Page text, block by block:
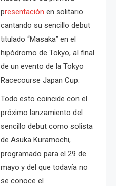
presentación en solitario
cantando su sencillo debut
titulado “Masaka” en el
hipódromo de Tokyo, al final
de un evento de la Tokyo
Racecourse Japan Cup.
Todo esto coincide con el
próximo lanzamiento del
sencillo debut como solista
de Asuka Kuramochi,
programado para el 29 de
mayo y del que todavía no
se conoce el